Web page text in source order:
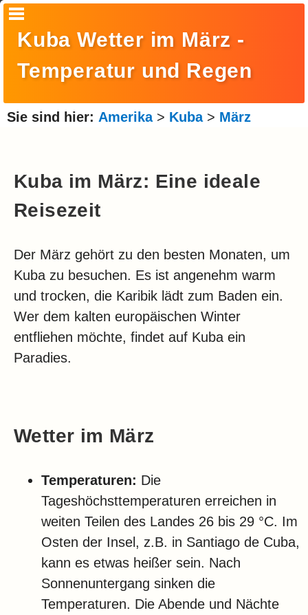
Amerika
Antarktis
Reisemonat
Klima
Impressum & Datenschutz
Kuba Wetter im März -
Temperatur und Regen
Sie sind hier: Amerika> Kuba> März
Kuba im März: Eine ideale
Reisezeit
Der März gehört zu den besten Monaten, um
Kuba zu besuchen. Es ist angenehm warm
und trocken, die Karibik lädt zum Baden ein.
Wer dem kalten europäischen Winter
entfliehen möchte, findet auf Kuba ein
Paradies.
Wetter im März
Temperaturen: Die
Tageshöchsttemperaturen erreichen in
weiten Teilen des Landes 26 bis 29 °C. Im
Osten der Insel, z.B. in Santiago de Cuba,
kann es etwas heißer sein. Nach
Sonnenuntergang sinken die
Temperaturen. Die Abende und Nächte